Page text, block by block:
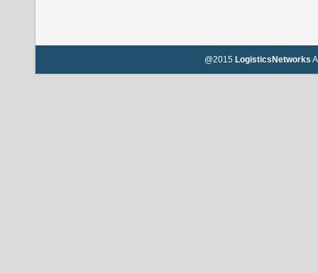
@2015 LogisticsNetworks